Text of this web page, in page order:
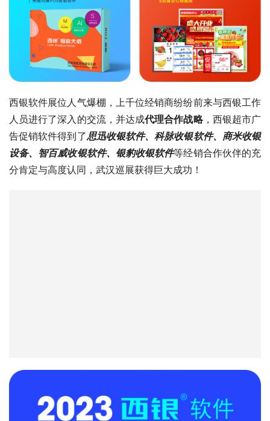
西银软件展位人气爆棚，上千位经销商纷纷前来与西银工作
人员进行了深入的交流，并达成代理合作战略，西银超市广
告促销软件得到了思迅收银软件、科脉收银软件、商米收银
设备、智百威收银软件、银豹收银软件等经销合作伙伴的充
分肯定与高度认同，武汉巡展获得巨大成功！